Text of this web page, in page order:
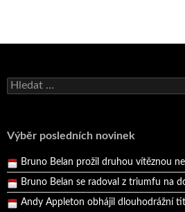
Vyhledávání
Výběr posledních novinek
Andy Appleton obhájil dlouhodrážní
Bruno Belan prožil druhou vítěznou
Bruno Belan se radoval z triumfu na
Andy Appleton obhájil dlouhodrážní
Reprezentační dvojice brala český titul!